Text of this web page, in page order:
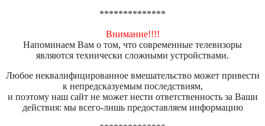
**************
Внимание!!!!
Напоминаем Вам о том, что современные телевизоры
являются технически сложными устройствами.
Любое неквалифицированное вмешательство может привести
к непредсказуемым последствиям,
и поэтому наш сайт не может нести ответственность за Ваши
действия: мы всего-лишь предоставляем информацию